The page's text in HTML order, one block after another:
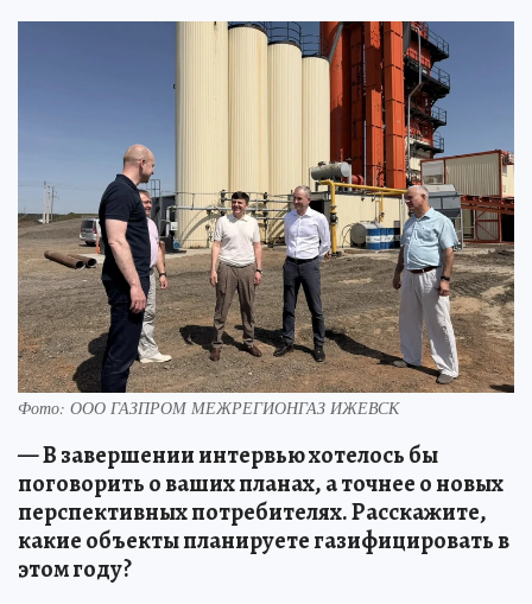
Фото: ООО ГАЗПРОМ МЕЖРЕГИОНГАЗ ИЖЕВСК
— В завершении интервью хотелось бы
поговорить о ваших планах, а точнее о новых
перспективных потребителях. Расскажите,
какие объекты планируете газифицировать в
этом году?